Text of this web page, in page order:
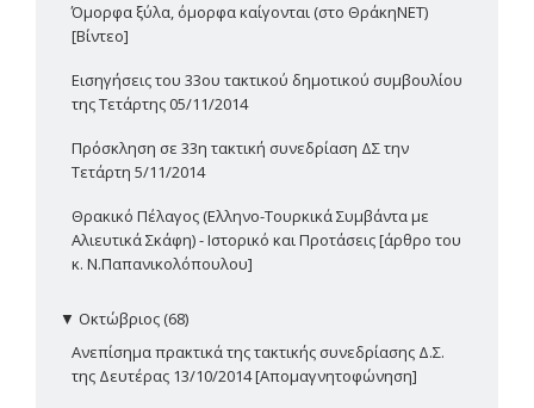
Όμορφα ξύλα, όμορφα καίγονται (στο ΘράκηΝΕΤ)
[Βίντεο]
Εισηγήσεις του 33ου τακτικού δημοτικού συμβουλίου
της Τετάρτης 05/11/2014
Πρόσκληση σε 33η τακτική συνεδρίαση ΔΣ την
Τετάρτη 5/11/2014
Θρακικό Πέλαγος (Ελληνο-Τουρκικά Συμβάντα με
Αλιευτικά Σκάφη) - Ιστορικό και Προτάσεις [άρθρο του
κ. Ν.Παπανικολόπουλου]
▼ Οκτώβριος (68)
Ανεπίσημα πρακτικά της τακτικής συνεδρίασης Δ.Σ.
της Δευτέρας 13/10/2014 [Απομαγνητοφώνηση]